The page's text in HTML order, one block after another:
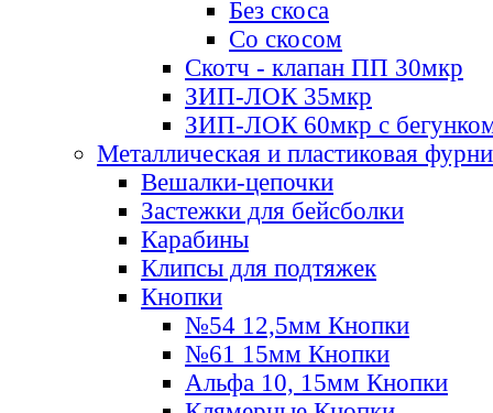
Без скоса
Со скосом
Скотч - клапан ПП 30мкр
ЗИП-ЛОК 35мкр
ЗИП-ЛОК 60мкр с
Металлическая и пластиковая
Вешалки-цепочки
Застежки для бейсболки
Карабины
Клипсы для подтяжек
Кнопки
№54 12,5мм Кнопки
№61 15мм Кнопки
Альфа 10, 15мм Кнопки